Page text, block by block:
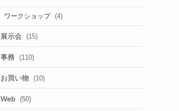
ワークショップ (4)
展示会 (15)
事務 (110)
お買い物 (10)
Web (50)